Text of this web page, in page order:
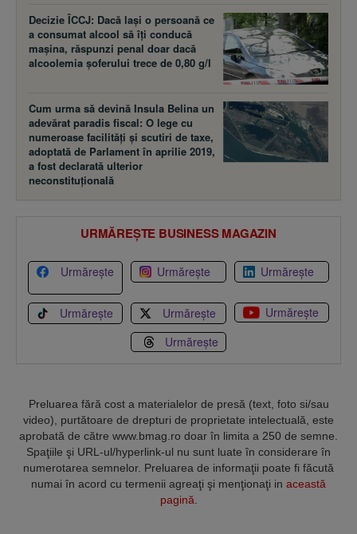
Decizie ÎCCJ: Dacă laşi o persoană ce
a consumat alcool să îţi conducă
maşina, răspunzi penal doar dacă
alcoolemia şoferului trece de 0,80 g/l
Cum urma să devină Insula Belina un
adevărat paradis fiscal: O lege cu
numeroase facilităţi şi scutiri de taxe,
adoptată de Parlament în aprilie 2019,
a fost declarată ulterior
neconstituţională
URMĂREȘTE BUSINESS MAGAZIN
Urmărește Urmărește Urmărește
Urmărește Urmărește
Urmărește
Urmărește
Preluarea fără cost a materialelor de presă (text, foto si/sau
video), purtătoare de drepturi de proprietate intelectuală, este
aprobată de către www.bmag.ro doar în limita a 250 de semne.
Spaţiile şi URL-ul/hyperlink-ul nu sunt luate în considerare în
numerotarea semnelor. Preluarea de informaţii poate fi făcută
numai în acord cu termenii agreaţi şi menţionaţi in această
pagină